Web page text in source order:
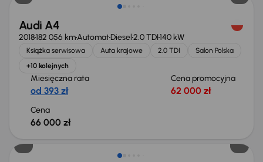
Audi A4
2018182 056 kmAutomatDiesel2.0 TDI140 kW
Książka serwisowa Auta krajowe 2.0 TDI
Salon Polska
+10 kolejnych
Miesięczna rata
od 393 zł
Cena promocyjna
62 000 zł
Cena
66 000 zł